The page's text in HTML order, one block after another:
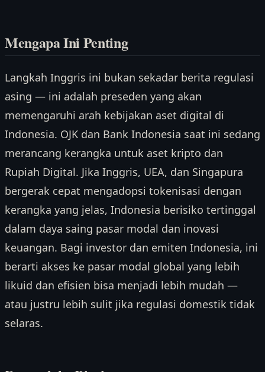
Mengapa Ini Penting
Langkah Inggris ini bukan sekadar berita regulasi
asing — ini adalah preseden yang akan
memengaruhi arah kebijakan aset digital di
Indonesia. OJK dan Bank Indonesia saat ini sedang
merancang kerangka untuk aset kripto dan
Rupiah Digital. Jika Inggris, UEA, dan Singapura
bergerak cepat mengadopsi tokenisasi dengan
kerangka yang jelas, Indonesia berisiko tertinggal
dalam daya saing pasar modal dan inovasi
keuangan. Bagi investor dan emiten Indonesia, ini
berarti akses ke pasar modal global yang lebih
likuid dan efisien bisa menjadi lebih mudah —
atau justru lebih sulit jika regulasi domestik tidak
selaras.